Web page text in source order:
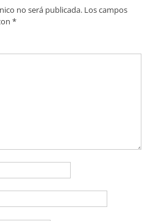
no será publicada. Los campos
*